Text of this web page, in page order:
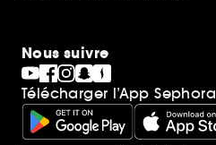
Nous suivre
Télécharger l’App Sephora